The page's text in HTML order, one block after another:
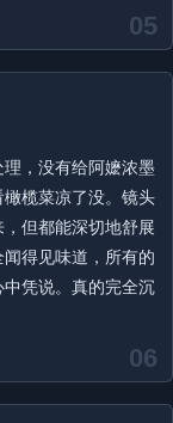
05
06
，没有给阿嬷浓墨
榄菜凉了没。镜头
但都能深切地舒展
得见味道，所有的
凭说。真的完全沉